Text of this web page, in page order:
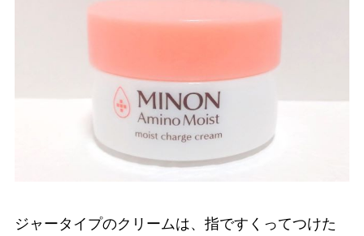
ジャータイプのクリームは、指ですくってつけた